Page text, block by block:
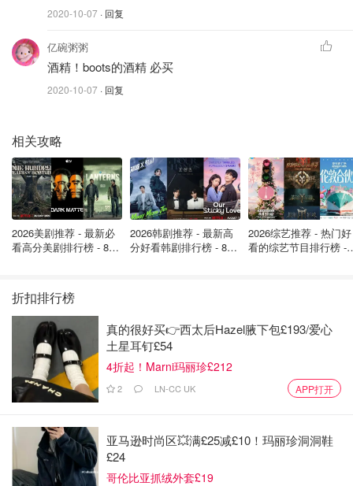
--------------- 下 面 是 墙，等 你 来 上 ---------------
@亿碗粥粥:酒精！boots的酒精 必买！
@Miss猫头鹰:
一次性内裤呀！！干发喷雾 懒人套装好吗！
frieddie小皮果泥！偶尔活动时候囤货的no.7冰淇淋面膜！
麦卢卡蜂蜜15+！尤其50镑给10镑积分时候再叠加个学生折
扣，疯狂采购囤货！
@咸味饼干:没想好第一好物是啥，但是前段时间去店里把
boots卡和学生卡绑定了可以在boots线上用学生折扣以后，
感觉好方便。买了纪梵希那个散粉，跟白捡一样😂~
@Chinnpr:20磅的香水！炒鸡划算~
@樱木舒玮在英国:牙线，漱口水~
@安同学:Boots双头祛痘棒实名推荐！
包含两年的保修卡，我是2015年买的，由于牙刷的震动减
弱，在保修期间，免费换了一个新的，一直用到现在，非常
好用方便.
2020-10-07 · 回复
亿碗粥粥
酒精！boots的酒精 必买
2020-10-07 · 回复
相关攻略
2026美剧推荐 - 最新必
看高分美剧排行榜 - 8月
2026韩剧推荐 - 最新高
分好看韩剧排行榜 - 8月
2026综艺推荐 - 热门好
看的综艺节目排行榜 -
折扣排行榜
真的很好买👉西太后Hazel腋下包£193/爱心
土星耳钉£54
4折起！Marni玛丽珍£212
2 LN-CC UK APP打开
亚马逊时尚区💥满£25减£10！玛丽珍洞洞鞋
£24
哥伦比亚抓绒外套£19